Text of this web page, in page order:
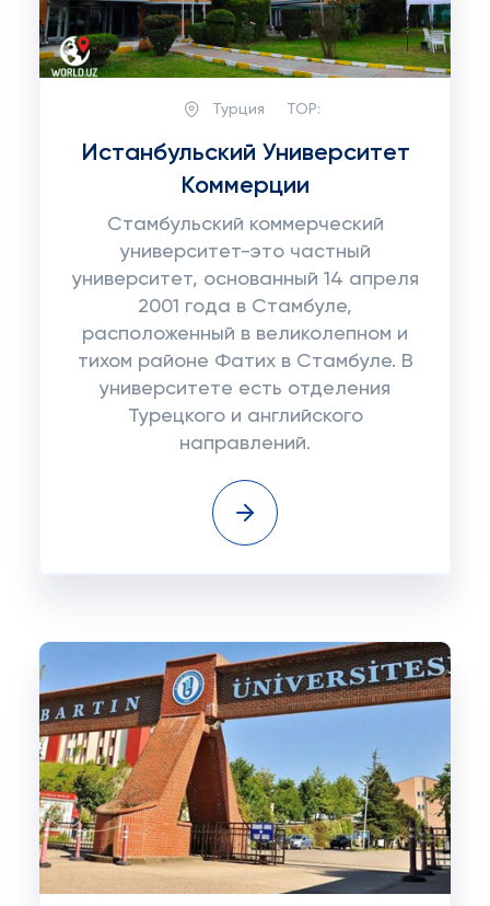
Турция TOP:
Истанбульский Университет
Коммерции
Стамбульский коммерческий
университет-это частный
университет, основанный 14 апреля
2001 года в Стамбуле,
расположенный в великолепном и
тихом районе Фатих в Стамбуле. В
университете есть отделения
Турецкого и английского
направлений.